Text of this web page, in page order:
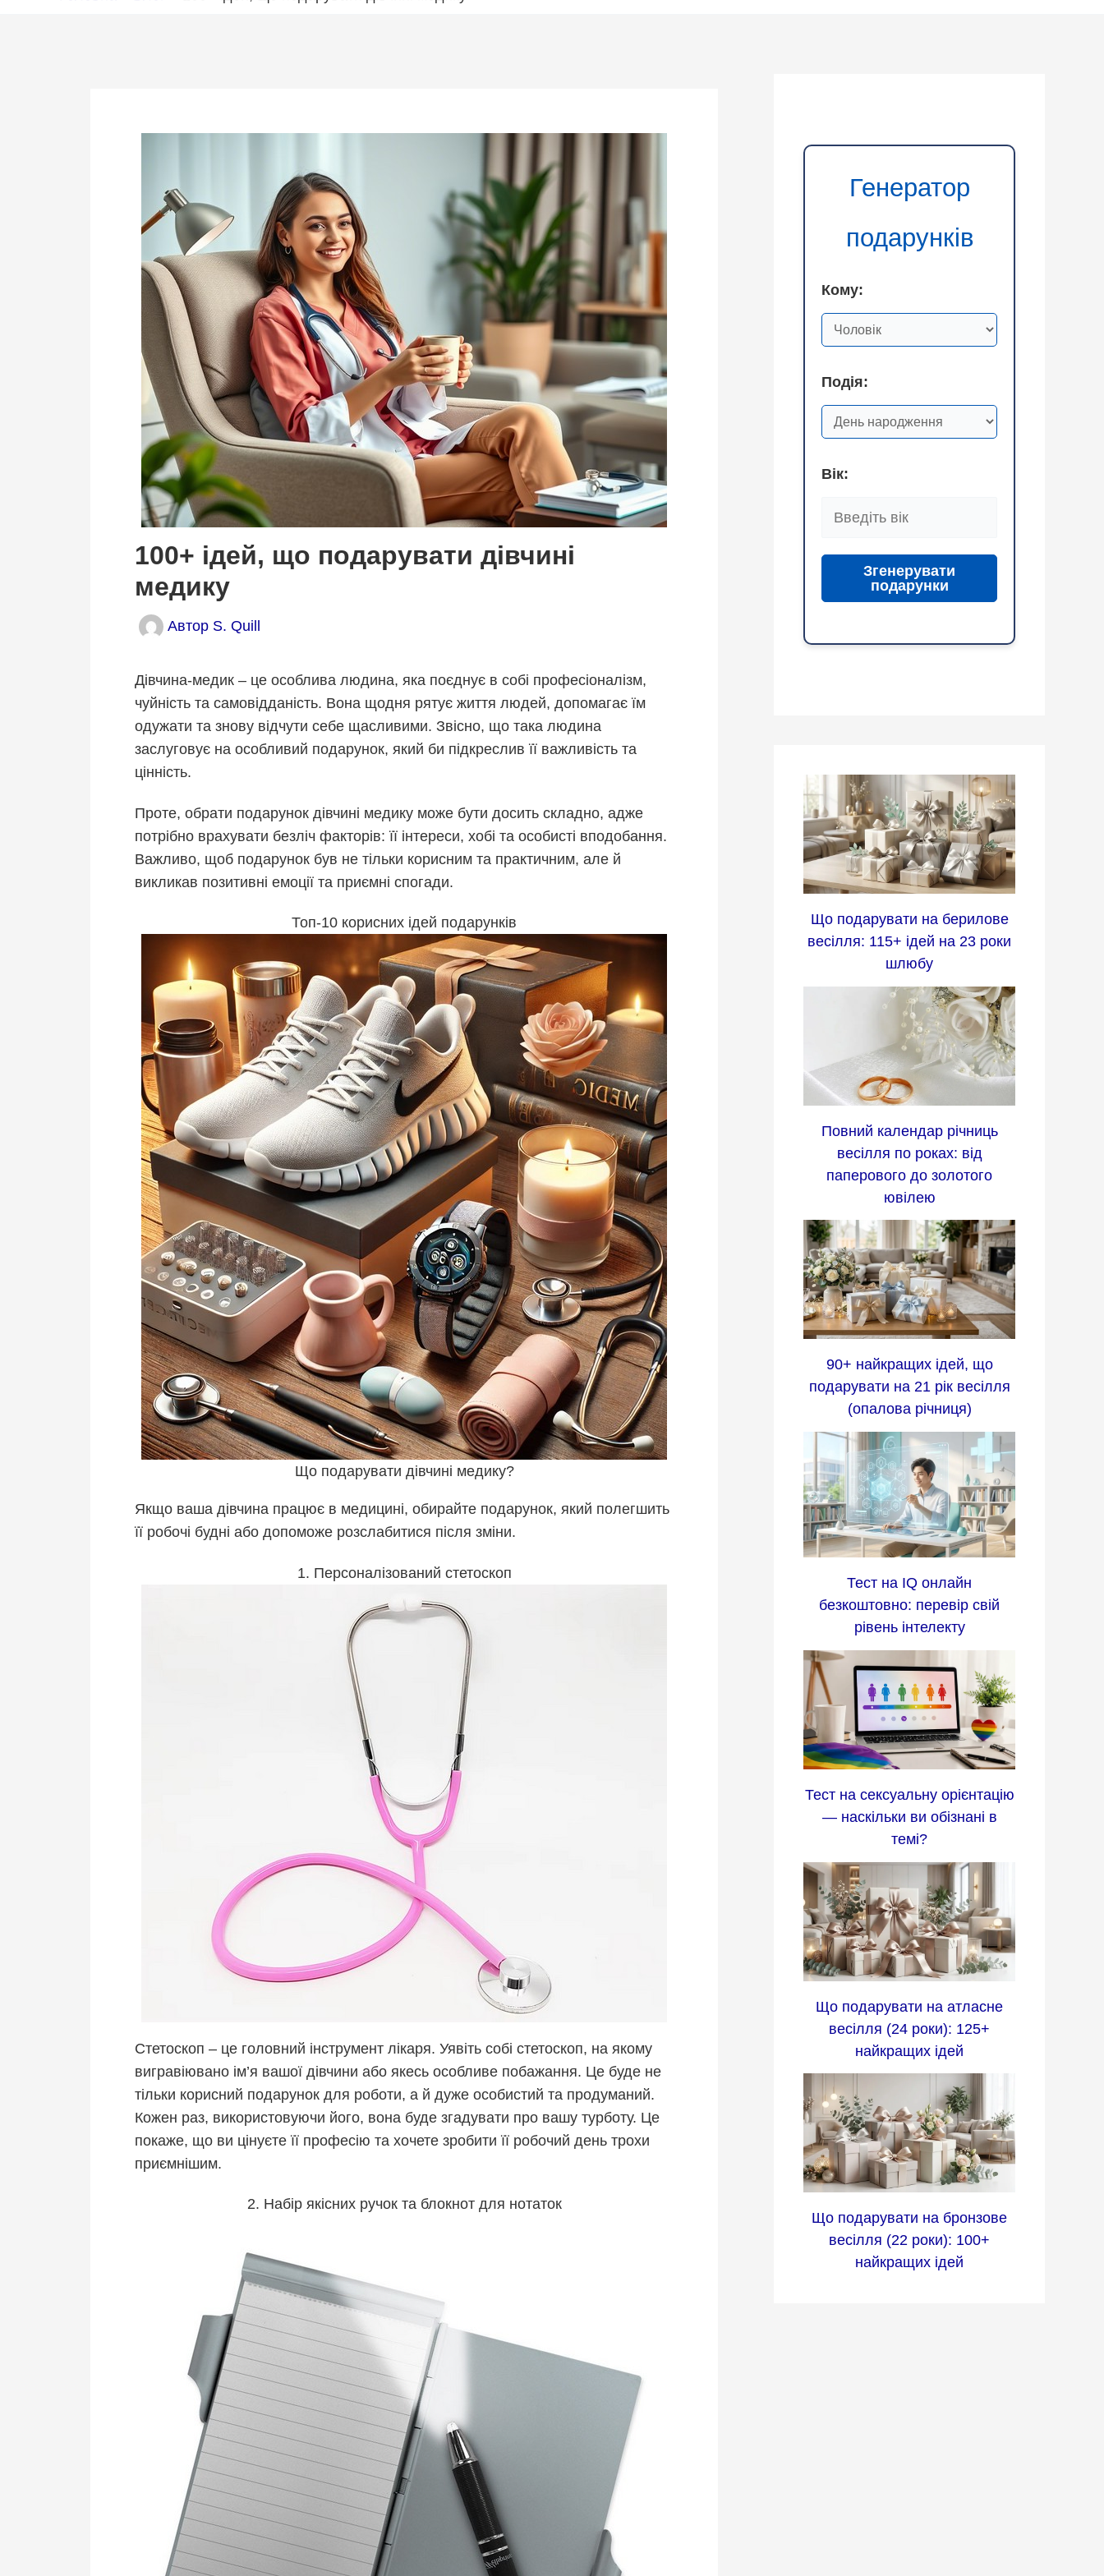
100+ ідей, що подарувати дівчині
медику
Автор S. Quill
Дівчина-медик – це особлива людина, яка поєднує в собі професіоналізм,
чуйність та самовідданість. Вона щодня рятує життя людей, допомагає їм
одужати та знову відчути себе щасливими. Звісно, що така людина
заслуговує на особливий подарунок, який би підкреслив її важливість та
цінність.
Проте, обрати подарунок дівчині медику може бути досить складно, адже
потрібно врахувати безліч факторів: її інтереси, хобі та особисті вподобання.
Важливо, щоб подарунок був не тільки корисним та практичним, але й
викликав позитивні емоції та приємні спогади.
Топ-10 корисних ідей подарунків
Що подарувати дівчині медику?
Якщо ваша дівчина працює в медицині, обирайте подарунок, який полегшить
її робочі будні або допоможе розслабитися після зміни.
1. Персоналізований стетоскоп
Стетоскоп – це головний інструмент лікаря. Уявіть собі стетоскоп, на якому
вигравіювано ім’я вашої дівчини або якесь особливе побажання. Це буде не
тільки корисний подарунок для роботи, а й дуже особистий та продуманий.
Кожен раз, використовуючи його, вона буде згадувати про вашу турботу. Це
покаже, що ви цінуєте її професію та хочете зробити її робочий день трохи
приємнішим.
2. Набір якісних ручок та блокнот для нотаток
Генератор
подарунків
Кому:
Подія:
Вік:
Згенерувати
подарунки
Що подарувати на берилове
весілля: 115+ ідей на 23 роки
шлюбу
Повний календар річниць
весілля по роках: від
паперового до золотого
ювілею
90+ найкращих ідей, що
подарувати на 21 рік весілля
(опалова річниця)
Тест на IQ онлайн
безкоштовно: перевір свій
рівень інтелекту
Тест на сексуальну орієнтацію
— наскільки ви обізнані в
темі?
Що подарувати на атласне
весілля (24 роки): 125+
найкращих ідей
Що подарувати на бронзове
весілля (22 роки): 100+
найкращих ідей